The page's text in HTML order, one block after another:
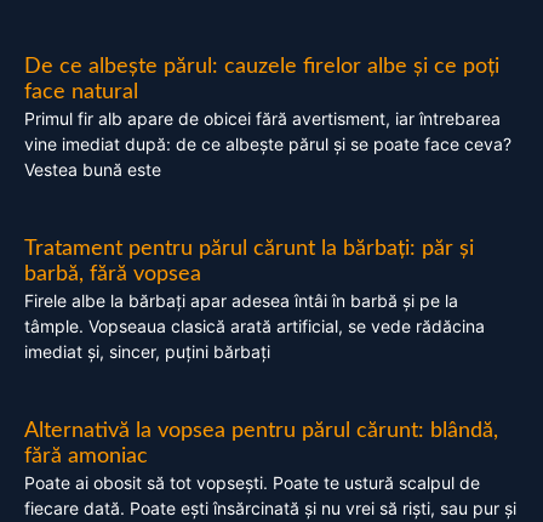
De ce albește părul: cauzele firelor albe și ce poți
face natural
Primul fir alb apare de obicei fără avertisment, iar întrebarea
vine imediat după: de ce albește părul și se poate face ceva?
Vestea bună este
Tratament pentru părul cărunt la bărbați: păr și
barbă, fără vopsea
Firele albe la bărbați apar adesea întâi în barbă și pe la
tâmple. Vopseaua clasică arată artificial, se vede rădăcina
imediat și, sincer, puțini bărbați
Alternativă la vopsea pentru părul cărunt: blândă,
fără amoniac
Poate ai obosit să tot vopsești. Poate te ustură scalpul de
fiecare dată. Poate ești însărcinată și nu vrei să riști, sau pur și